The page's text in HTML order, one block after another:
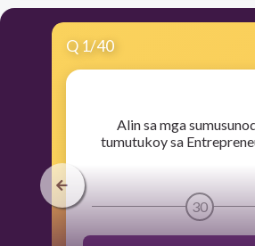
Q 1/40
​Alin sa mga
tumutukoy sa
30